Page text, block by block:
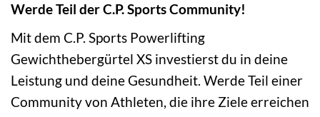
Werde Teil der C.P. Sports Community!
Mit dem C.P. Sports Powerlifting
Gewichthebergürtel XS investierst du in deine
Leistung und deine Gesundheit. Werde Teil einer
Community von Athleten, die ihre Ziele erreichen